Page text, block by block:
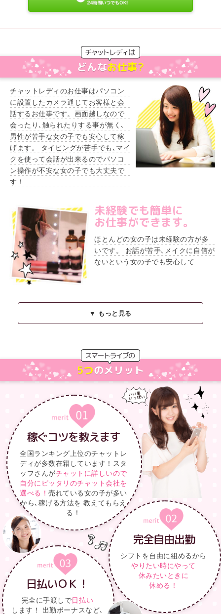
どんなお仕事?
チャットレディのお仕事はパソコン
に設置したカメラ通じてお客様と会
話するお仕事です。画面越しなので
会ったり､触られたりする事が無く､
男性が苦手な女の子でも安心して稼
げます。 タイピングが苦手でも､マイ
クを使って会話が出来るのでパソコ
ン操作が不安な女の子でも大丈夫で
す！
未経験でも簡単に
お仕事ができます。
ほとんどの女の子は未経験の方が多
いです。 お話が苦手､メイクに自信が
ないという女の子でも安心して
▼ もっと見る
5つのメリット
稼ぐコツを教えます
全国ランキング上位のチャットレ
ディが多数在籍しています！スタ
ッフさんがチャットに詳しいので
自分にピッタリのチャット会社を
選べる！売れている女の子が多い
から､稼げる方法を 教えてもらえ
る！
完全自由出勤
シフトを自由に組めるから
やりたい時にやって
休みたいときに
休める！
日払いＯＫ！
完全に手渡しで日払い
します！ 出勤ボーナスなど､